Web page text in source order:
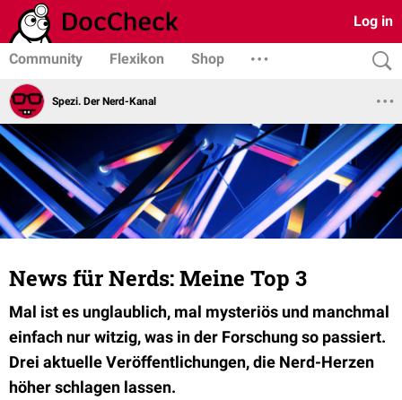
Log in
Community Flexikon Shop
Spezi. Der Nerd-Kanal
News für Nerds: Meine Top 3
Mal ist es unglaublich, mal mysteriös und manchmal
einfach nur witzig, was in der Forschung so passiert.
Drei aktuelle Veröffentlichungen, die Nerd-Herzen
höher schlagen lassen.